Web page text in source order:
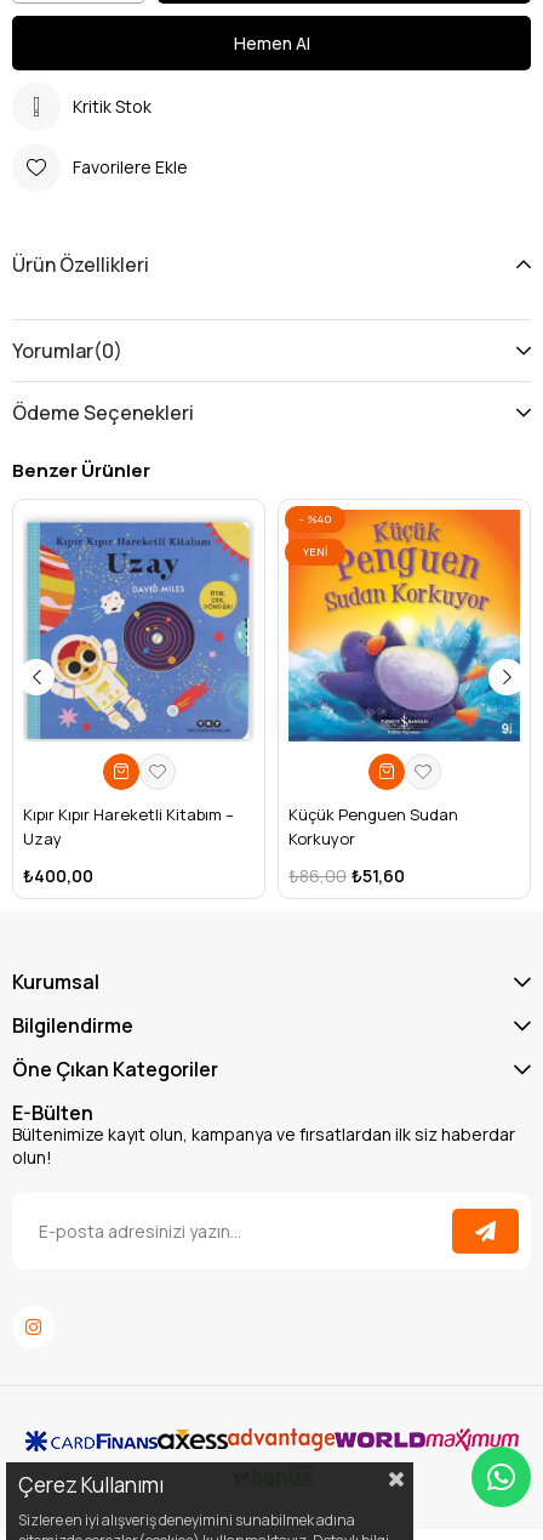
Kritik Stok
Favorilere Ekle
Ürün Özellikleri
Yorumlar(0)
Ödeme Seçenekleri
Benzer Ürünler
Kıpır Kıpır Hareketli Kitabım –
Uzay
₺400,00
Küçük Penguen Sudan
Korkuyor
₺51,60
₺86,00
%40
YENI
Kurumsal
Bilgilendirme
Öne Çıkan Kategoriler
E-Bülten
Bültenimize kayıt olun, kampanya ve fırsatlardan ilk siz haberdar
olun!
Çerez Kullanımı
Sizlere en iyi alışveriş deneyimini sunabilmek adına